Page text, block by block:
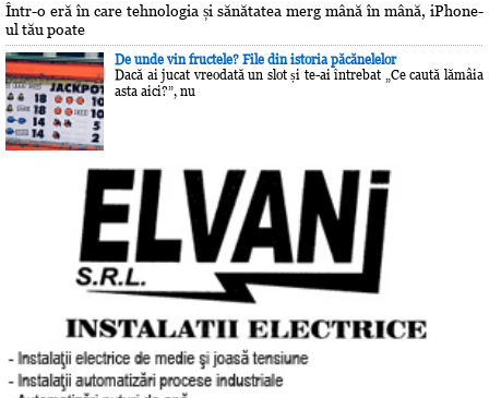
Într-o eră în care tehnologia și sănătatea merg mână în mână, iPhone-
ul tău poate
De unde vin fructele? File din istoria păcănelelor
Dacă ai jucat vreodată un slot și te-ai întrebat „Ce caută lămâia
asta aici?”, nu